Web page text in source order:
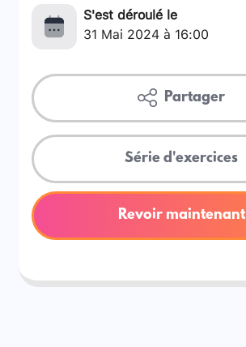
S'est déroulé le
31 Mai 2024 à 16:00
Partager
Série d'exercices
Revoir maintenant